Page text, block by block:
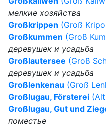
мелкие хозяйства
Großkrippen (Groß
Großkummen (Groß
деревушек и усадьба
Großlautersee (Groß
деревушек и усадьба
Großlenkenau (Groß
Großlugau, Försterei
Großlugau, Gut und
поместье